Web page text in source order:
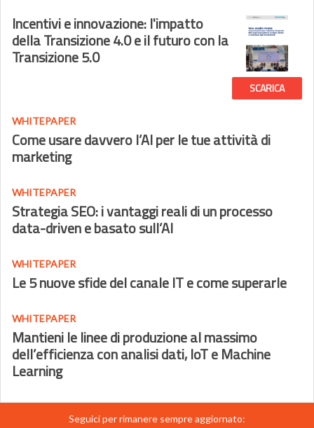
Incentivi e innovazione: l'impatto
della Transizione 4.0 e il futuro con la
Transizione 5.0
SCARICA
WHITEPAPER
Come usare davvero l’AI per le tue attività di
marketing
WHITEPAPER
Strategia SEO: i vantaggi reali di un processo
data-driven e basato sull’AI
WHITEPAPER
Le 5 nuove sfide del canale IT e come superarle
WHITEPAPER
Mantieni le linee di produzione al massimo
dell’efficienza con analisi dati, IoT e Machine
Learning
Seguici per rimanere sempre aggiornato: